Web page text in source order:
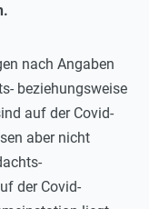
nach Angaben
beziehungsweise
auf der Covid-
aber nicht
der Covid-